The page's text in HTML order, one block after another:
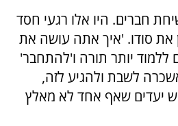
חברים. היו אלו רגעי חסד
את סודו. 'איך אתה עושה את
ללמוד יותר תורה ו'להתחבר'
לשבת ולהגיע לזה,
יעדים שאף אחד לא מאלץ